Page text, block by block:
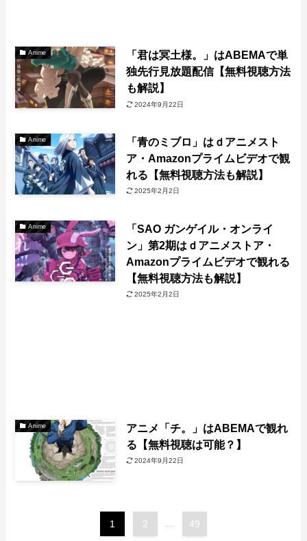
Anime
「君は冥土様。」はABEMAで単
独先行見放題配信【無料視聴方法
も解説】
2024年9月22日
Anime
「青のミブロ」はｄアニメスト
ア・Amazonプライムビデオで観
れる【無料視聴方法も解説】
2025年2月2日
Anime
「SAO ガンゲイル・オンライ
ン」第2期はｄアニメストア・
Amazonプライムビデオで観れる
【無料視聴方法も解説】
2025年2月2日
Anime
アニメ「チ。」はABEMAで観れ
る【無料視聴は可能？】
2024年9月22日
1 2 ... 49